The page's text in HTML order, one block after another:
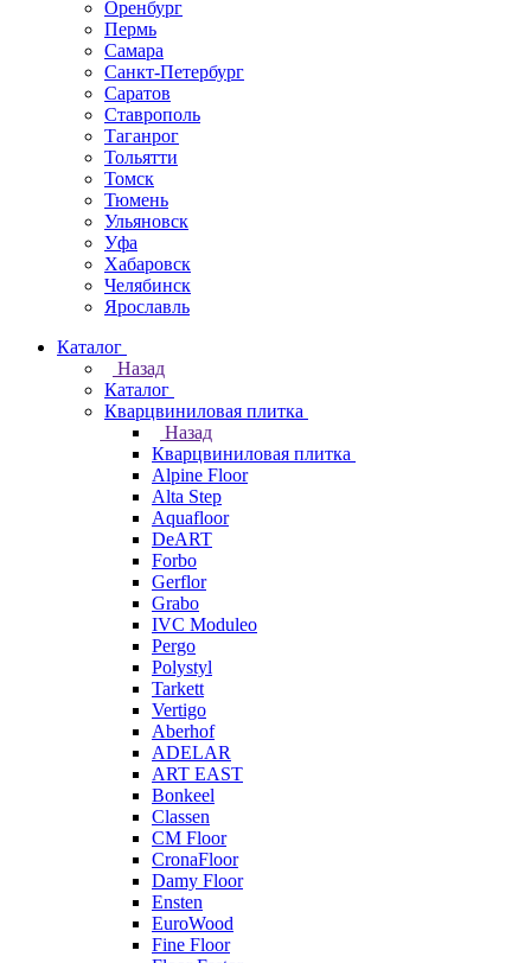
Оренбург
Пермь
Самара
Санкт-Петербург
Саратов
Ставрополь
Таганрог
Тольятти
Томск
Тюмень
Ульяновск
Уфа
Хабаровск
Челябинск
Ярославль
Каталог
Назад
Каталог
Кварцвиниловая плитка
Назад
Кварцвиниловая плитка
Alpine Floor
Alta Step
Aquafloor
DeART
Forbo
Gerflor
Grabo
IVC Moduleo
Pergo
Polystyl
Tarkett
Vertigo
Aberhof
ADELAR
ART EAST
Bonkeel
Classen
CM Floor
CronaFloor
Damy Floor
Ensten
EuroWood
Fine Floor